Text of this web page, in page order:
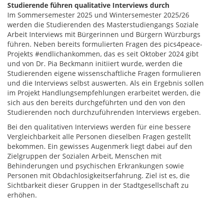
Studierende führen qualitative Interviews durch
Im Sommersemester 2025 und Wintersemester 2025/26
werden die Studierenden des Masterstudiengangs Soziale
Arbeit Interviews mit Bürgerinnen und Bürgern Würzburgs
führen. Neben bereits formulierten Fragen des pics4peace-
Projekts #endlichankommen, das es seit Oktober 2024 gibt
und von Dr. Pia Beckmann initiiert wurde, werden die
Studierenden eigene wissenschaftliche Fragen formulieren
und die Interviews selbst auswerten. Als ein Ergebnis sollen
im Projekt Handlungsempfehlungen erarbeitet werden, die
sich aus den bereits durchgeführten und den von den
Studierenden noch durchzuführenden Interviews ergeben.
Bei den qualitativen Interviews werden für eine bessere
Vergleichbarkeit alle Personen dieselben Fragen gestellt
bekommen. Ein gewisses Augenmerk liegt dabei auf den
Zielgruppen der Sozialen Arbeit, Menschen mit
Behinderungen und psychischen Erkrankungen sowie
Personen mit Obdachlosigkeitserfahrung. Ziel ist es, die
Sichtbarkeit dieser Gruppen in der Stadtgesellschaft zu
erhöhen.